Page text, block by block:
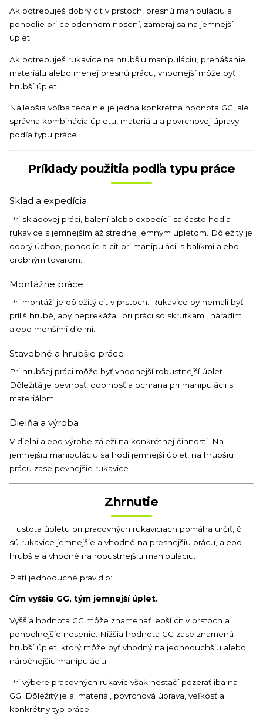
Ak potrebuješ dobrý cit v prstoch, presnú manipuláciu a
pohodlie pri celodennom nosení, zameraj sa na jemnejší
úplet.
Ak potrebuješ rukavice na hrubšiu manipuláciu, prenášanie
materiálu alebo menej presnú prácu, vhodnejší môže byť
hrubší úplet.
Najlepšia voľba teda nie je jedna konkrétna hodnota GG, ale
správna kombinácia úpletu, materiálu a povrchovej úpravy
podľa typu práce.
Príklady použitia podľa typu práce
Sklad a expedícia
Pri skladovej práci, balení alebo expedícii sa často hodia
rukavice s jemnejším až stredne jemným úpletom. Dôležitý je
dobrý úchop, pohodlie a cit pri manipulácii s balíkmi alebo
drobným tovarom.
Montážne práce
Pri montáži je dôležitý cit v prstoch. Rukavice by nemali byť
príliš hrubé, aby neprekážali pri práci so skrutkami, náradím
alebo menšími dielmi.
Stavebné a hrubšie práce
Pri hrubšej práci môže byť vhodnejší robustnejší úplet.
Dôležitá je pevnosť, odolnosť a ochrana pri manipulácii s
materiálom.
Dielňa a výroba
V dielni alebo výrobe záleží na konkrétnej činnosti. Na
jemnejšiu manipuláciu sa hodí jemnejší úplet, na hrubšiu
prácu zase pevnejšie rukavice.
Zhrnutie
Hustota úpletu pri pracovných rukaviciach pomáha určiť, či
sú rukavice jemnejšie a vhodné na presnejšiu prácu, alebo
hrubšie a vhodné na robustnejšiu manipuláciu.
Platí jednoduché pravidlo:
Čím vyššie GG, tým jemnejší úplet.
Vyššia hodnota GG môže znamenať lepší cit v prstoch a
pohodlnejšie nosenie. Nižšia hodnota GG zase znamená
hrubší úplet, ktorý môže byť vhodný na jednoduchšiu alebo
náročnejšiu manipuláciu.
Pri výbere pracovných rukavíc však nestačí pozerať iba na
GG. Dôležitý je aj materiál, povrchová úprava, veľkosť a
konkrétny typ práce.